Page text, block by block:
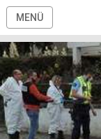
MENÜ